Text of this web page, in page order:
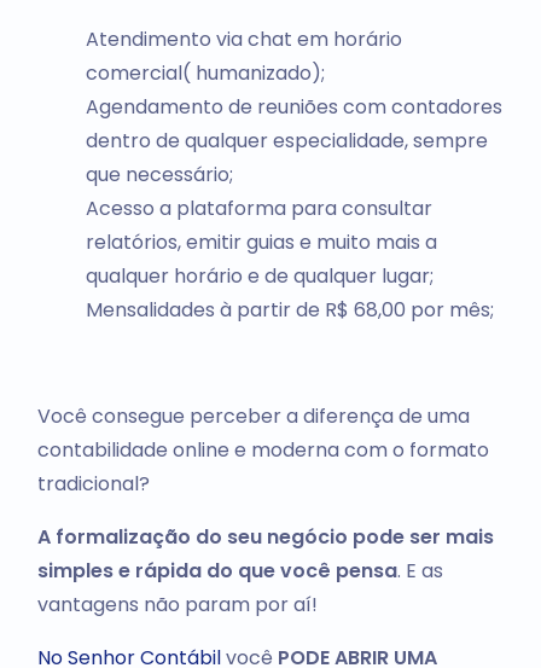
Atendimento via chat em horário
comercial( humanizado);
Agendamento de reuniões com contadores
dentro de qualquer especialidade, sempre
que necessário;
Acesso a plataforma para consultar
relatórios, emitir guias e muito mais a
qualquer horário e de qualquer lugar;
Mensalidades à partir de R$ 68,00 por mês;
Você consegue perceber a diferença de uma
contabilidade online e moderna com o formato
tradicional?
A formalização do seu negócio pode ser mais
simples e rápida do que você pensa. E as
vantagens não param por aí!
No Senhor Contábilvocê PODE ABRIR UMA